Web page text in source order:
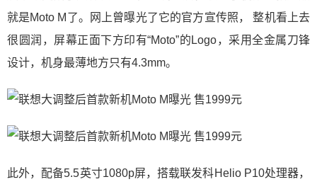
就是Moto M了。网上曾曝光了它的官方宣传照， 整机看上去
很圆润，屏幕正面下方印有“Moto”的Logo，采用全金属刀锋
设计，机身最薄地方只有4.3mm。
此外，配备5.5英寸1080p屏，搭载联发科Helio P10处理器，